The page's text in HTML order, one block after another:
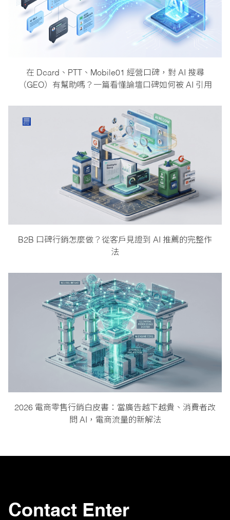
在 Dcard、PTT、Mobile01 經營口碑，對 AI 搜尋
（GEO）有幫助嗎？一篇看懂論壇口碑如何被 AI 引用
B2B 口碑行銷怎麼做？從客戶見證到 AI 推薦的完整作
法
2026 電商零售行銷白皮書：當廣告越下越貴、消費者改
問 AI，電商流量的新解法
Contact Enter